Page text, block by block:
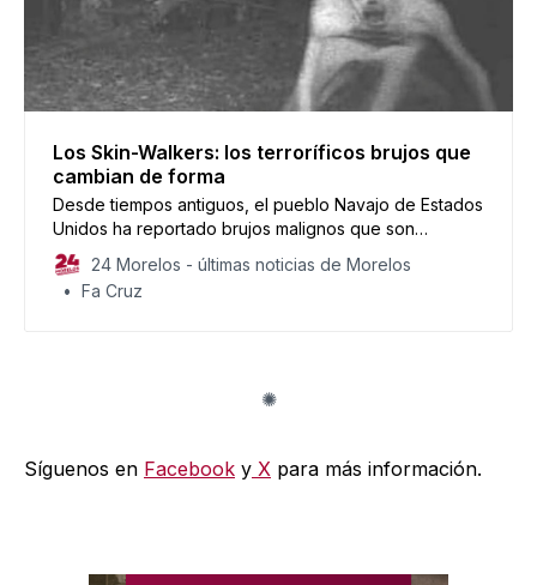
Los Skin-Walkers: los terroríficos brujos que
cambian de forma
Desde tiempos antiguos, el pueblo Navajo de Estados
Unidos ha reportado brujos malignos que son
capaces de transformarse en animales u otros
humanos, con el fin de hacer daño.
24 Morelos - últimas noticias de Morelos
Fa Cruz
Síguenos en Facebook y X para más información.